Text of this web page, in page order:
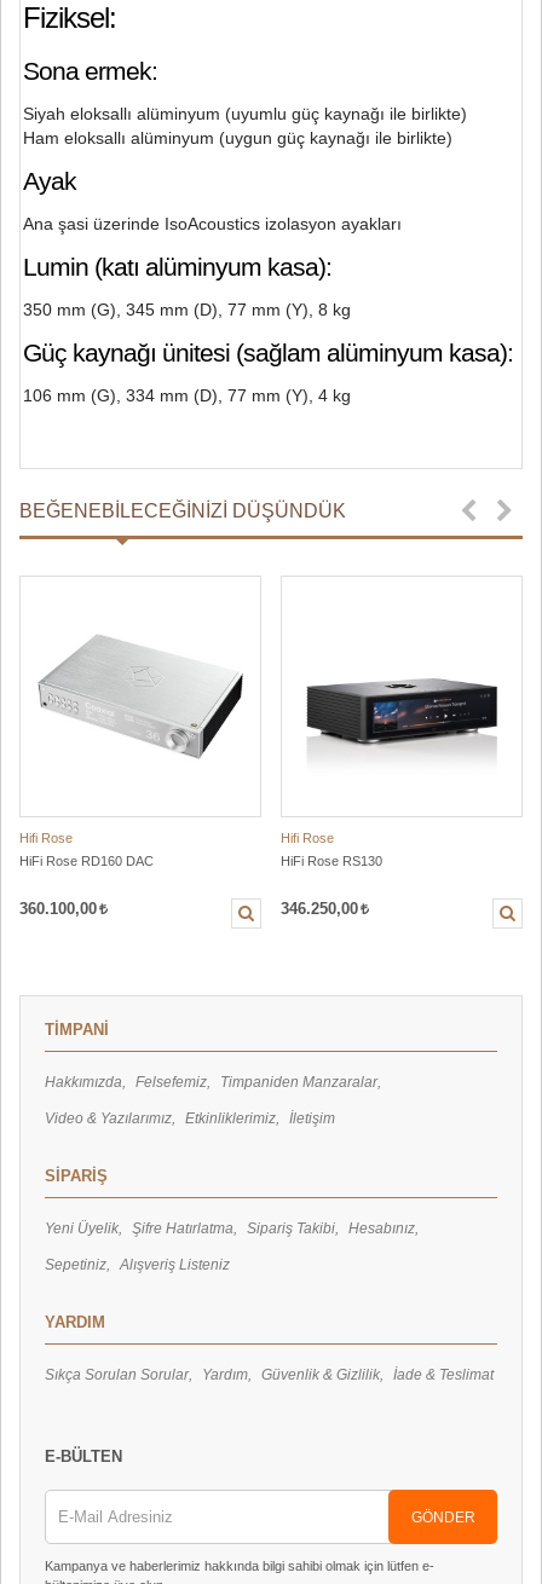
Fiziksel:
Sona ermek:
Siyah eloksallı alüminyum (uyumlu güç kaynağı ile birlikte)
Ham eloksallı alüminyum (uygun güç kaynağı ile birlikte)
Ayak
Ana şasi üzerinde IsoAcoustics izolasyon ayakları
Lumin (katı alüminyum kasa):
350 mm (G), 345 mm (D), 77 mm (Y), 8 kg
Güç kaynağı ünitesi (sağlam alüminyum kasa):
106 mm (G), 334 mm (D), 77 mm (Y), 4 kg
BEĞENEBILECEĞINIZI DÜŞÜNDÜK
Hifi Rose
HiFi Rose RD160 DAC
360.100,00
Hifi Rose
HiFi Rose RS130
346.250,00
TİMPANİ
Hakkımızda Felsefemiz Timpaniden Manzaralar
Video & Yazılarımız Etkinliklerimiz İletişim
SİPARİŞ
Yeni Üyelik Şifre Hatırlatma Sipariş Takibi Hesabınız
Sepetiniz Alışveriş Listeniz
YARDIM
Sıkça Sorulan Sorular Yardım Güvenlik & Gizlilik İade & Teslimat
E-BÜLTEN
GÖNDER
Kampanya ve haberlerimiz hakkında bilgi sahibi olmak için lütfen e-